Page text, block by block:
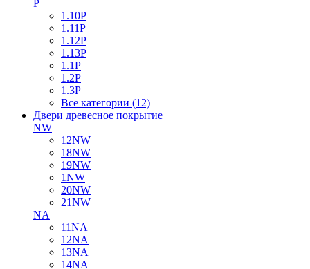
P
1.10P
1.11P
1.12P
1.13P
1.1P
1.2P
1.3P
Все категории (12)
Двери древесное покрытие
NW
12NW
18NW
19NW
1NW
20NW
21NW
NA
11NA
12NA
13NA
14NA